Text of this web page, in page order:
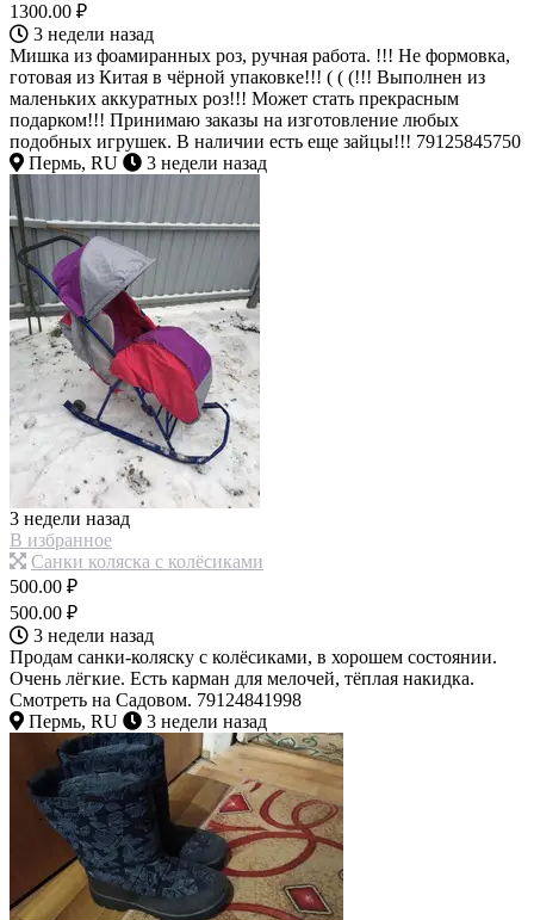
1300.00 ₽
3 недели назад
Мишка из фоамиранных роз, ручная работа. !!! Не формовка,
готовая из Китая в чёрной упаковке!!! ( ( (!!! Выполнен из
маленьких аккуратных роз!!! Может стать прекрасным
подарком!!! Принимаю заказы на изготовление любых
подобных игрушек. В наличии есть еще зайцы!!! 79125845750
Пермь, RU
3 недели назад
3 недели назад
В избранное
Санки коляска с колёсиками
500.00 ₽
500.00 ₽
3 недели назад
Продам санки-коляску с колёсиками, в хорошем состоянии.
Очень лёгкие. Есть карман для мелочей, тёплая накидка.
Смотреть на Садовом. 79124841998
Пермь, RU
3 недели назад